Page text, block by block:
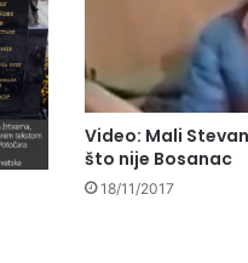
Video: Mali
što nije Bosanac
18/11/2017